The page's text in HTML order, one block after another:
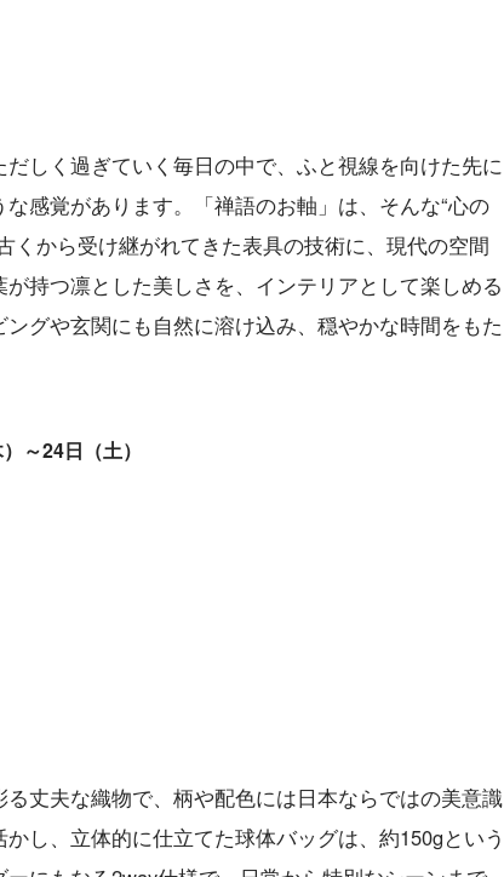
しく過ぎていく毎日の中で、ふと視線を向けた先に
感覚があります。「禅語のお軸」は、そんな“心の
くから受け継がれてきた表具の技術に、現代の空間
持つ凛とした美しさを、インテリアとして楽しめる
グや玄関にも自然に溶け込み、穏やかな時間をもた
～24日（土）
丈夫な織物で、柄や配色には日本ならではの美意識
し、立体的に仕立てた球体バッグは、約150gという